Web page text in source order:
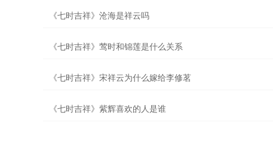
《七时吉祥》沧海是祥云吗
《七时吉祥》莺时和锦莲是什么关系
《七时吉祥》宋祥云为什么嫁给李修茗
《七时吉祥》紫辉喜欢的人是谁